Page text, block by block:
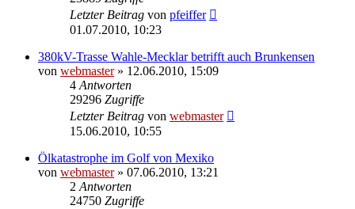
Letzter Beitrag von pfeiffer
01.07.2010, 10:23
380kV-Trasse Wahle-Mecklar betrifft auch Brunkensen
von webmaster» 12.06.2010, 15:09
4 Antworten
29296 Zugriffe
Letzter Beitrag von webmaster
15.06.2010, 10:55
Ölkatastrophe im Golf von Mexiko
von webmaster» 07.06.2010, 13:21
2 Antworten
24750 Zugriffe